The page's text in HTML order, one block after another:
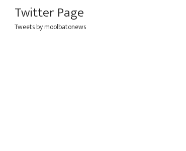
Twitter Page
Tweets by moolbatonews